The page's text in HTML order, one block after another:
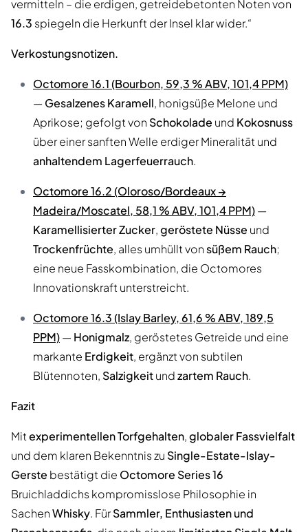
vermitteln – die erdigen, getreidebetonten Noten von
16.3 spiegeln die Herkunft der Insel klar wider.“
Verkostungsnotizen.
Octomore 16.1 (Bourbon, 59,3 % ABV, 101,4 PPM)
— Gesalzenes Karamell, honigsüße Melone und
Aprikose; gefolgt von Schokolade und Kokosnuss
über einer sanften Welle erdiger Mineralität und
anhaltendem Lagerfeuerrauch.
Octomore 16.2 (Oloroso/Bordeaux →
Madeira/Moscatel, 58,1 % ABV, 101,4 PPM)—
Karamellisierter Zucker,geröstete Nüsse und
Trockenfrüchte, alles umhüllt vonsüßem Rauch;
eine neue Fasskombination, die Octomores
Innovationskraft unterstreicht.
Octomore 16.3 (Islay Barley, 61,6 % ABV, 189,5
PPM)— Honigmalz, geröstetes Getreide und eine
markante Erdigkeit, ergänzt von subtilen
Blütennoten, Salzigkeitundzartem Rauch.
Fazit
Mitexperimentellen Torfgehalten,globaler Fassvielfalt
und dem klaren Bekenntnis zu Single-Estate-Islay-
Gerste bestätigt die Octomore Series 16
Bruichladdichs kompromisslose Philosophie in
SachenWhisky. FürSammler, Enthusiasten und